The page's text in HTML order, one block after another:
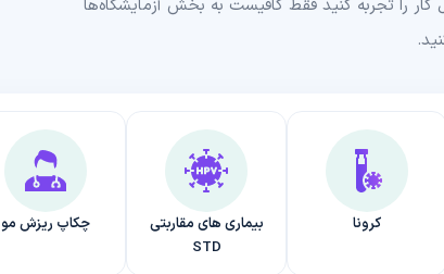
را تجربه کنید فقط کافیست به بخش آزمایشگاه‌ها
کرونا
بیماری های مقاربتی
STD
چکاپ ریزش مو